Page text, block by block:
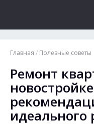
Главная / Полезные советы
Ремонт
идеального